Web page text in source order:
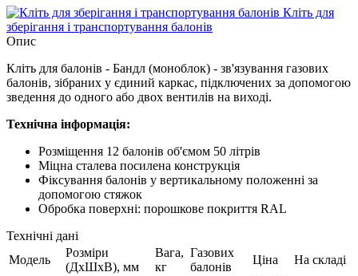
Кліть для
зберігання і транспортування балонів
Опис
Кліть для балонів - Бандл (моноблок) - зв'язування газових
балонів, зібраних у єдиний каркас, підключених за допомогою
зведення до одного або двох вентилів на виході.
Технічна інформація:
Розміщення 12 балонів об'ємом 50 літрів
Міцна сталева посилена конструкція
Фіксування балонів у вертикальному положенні за
допомогою стяжок
Обробка поверхні: порошкове покриття RAL
Технічні дані
Модель
Розміри
(ДхШхВ), мм
Вага,
кг
Газових
балонів
Ціна На складі